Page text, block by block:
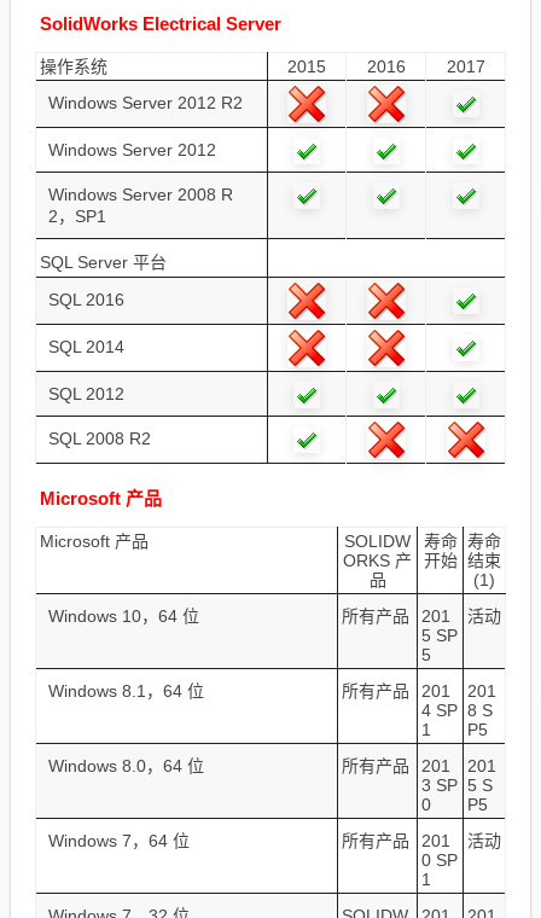
SolidWorks Electrical Server
操作系统 2015 2016
2017
Windows Server 2012 R2
Windows Server 2012
Windows Server 2008 R
2，SP1
SQL Server 平台
SQL 2016
SQL 2014
SQL 2012
SQL 2008 R2
Microsoft 产品
Microsoft 产品
SOLIDW
ORKS 产
品
寿命
开始
寿命
结束
(1)
Windows 10，64 位
所有产品
201
5 SP
5
活动
Windows 8.1，64 位 所有产品
201
4 SP
1
201
8 S
P5
Windows 8.0，64 位
所有产品
201
3 SP
0
201
5 S
P5
Windows 7，64 位
所有产品
201
0 SP
1
活动